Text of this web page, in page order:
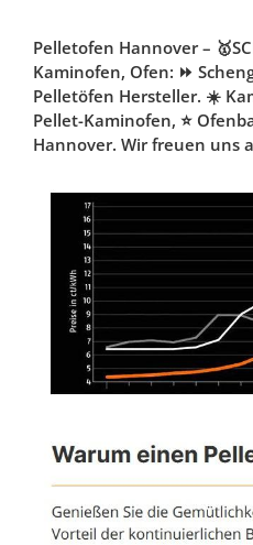
Pelletofen Hannover –
Kaminofen, Ofen: ⏩
Pelletöfen Hersteller. ☀️
Pellet-Kaminofen, ⭐
Hannover. Wir freuen uns